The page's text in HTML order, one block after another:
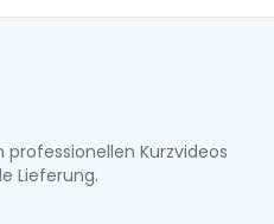
Kurzvideos
Lieferung.